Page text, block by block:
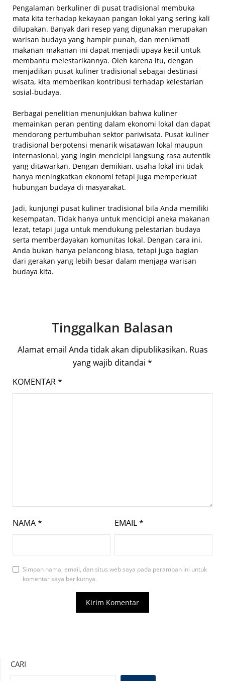
Pengalaman berkuliner di pusat tradisional membuka
mata kita terhadap kekayaan pangan lokal yang sering kali
dilupakan. Banyak dari resep yang digunakan merupakan
warisan budaya yang hampir punah, dan menikmati
makanan-makanan ini dapat menjadi upaya kecil untuk
membantu melestarikannya. Oleh karena itu, dengan
menjadikan pusat kuliner tradisional sebagai destinasi
wisata, kita memberikan kontribusi terhadap kelestarian
sosial-budaya.
Berbagai penelitian menunjukkan bahwa kuliner
memainkan peran penting dalam ekonomi lokal dan dapat
mendorong pertumbuhan sektor pariwisata. Pusat kuliner
tradisional berpotensi menarik wisatawan lokal maupun
internasional, yang ingin mencicipi langsung rasa autentik
yang ditawarkan. Dengan demikian, usaha lokal ini tidak
hanya meningkatkan ekonomi tetapi juga memperkuat
hubungan budaya di masyarakat.
Jadi, kunjungi pusat kuliner tradisional bila Anda memiliki
kesempatan. Tidak hanya untuk mencicipi aneka makanan
lezat, tetapi juga untuk mendukung pelestarian budaya
serta memberdayakan komunitas lokal. Dengan cara ini,
Anda bukan hanya pelancong biasa, tetapi juga bagian
dari gerakan yang lebih besar dalam menjaga warisan
budaya kita.
Tinggalkan Balasan
Alamat email Anda tidak akan dipublikasikan. Ruas
yang wajib ditandai *
KOMENTAR*
NAMA* EMAIL*
Simpan nama, email, dan situs web saya pada peramban ini untuk
komentar saya berikutnya.
CARI